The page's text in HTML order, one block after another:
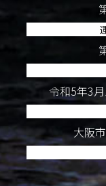
令和5年3
大阪